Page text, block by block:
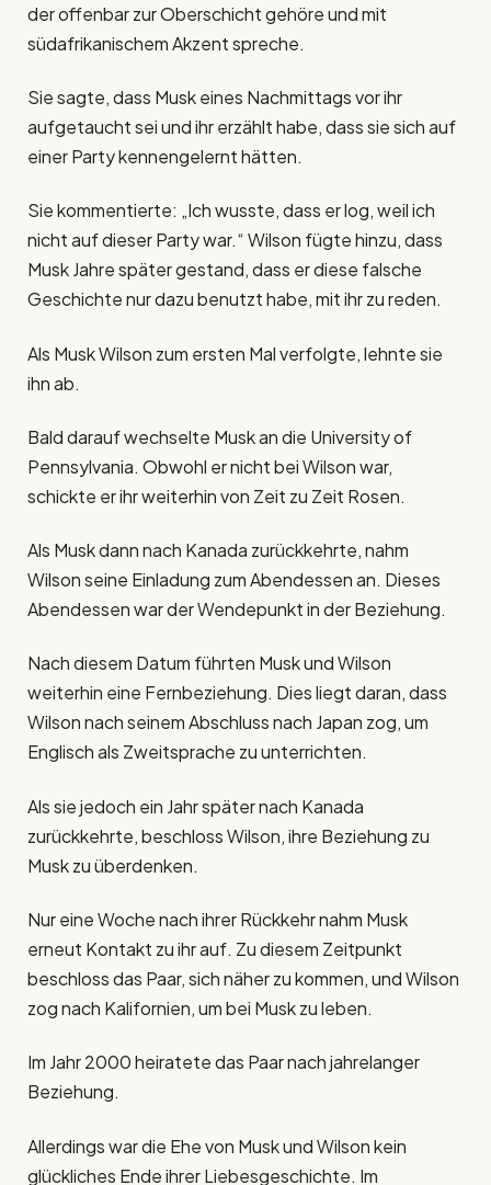
der offenbar zur Oberschicht gehöre und mit
südafrikanischem Akzent spreche.
Sie sagte, dass Musk eines Nachmittags vor ihr
aufgetaucht sei und ihr erzählt habe, dass sie sich auf
einer Party kennengelernt hätten.
Sie kommentierte: „Ich wusste, dass er log, weil ich
nicht auf dieser Party war.“ Wilson fügte hinzu, dass
Musk Jahre später gestand, dass er diese falsche
Geschichte nur dazu benutzt habe, mit ihr zu reden.
Als Musk Wilson zum ersten Mal verfolgte, lehnte sie
ihn ab.
Bald darauf wechselte Musk an die University of
Pennsylvania. Obwohl er nicht bei Wilson war,
schickte er ihr weiterhin von Zeit zu Zeit Rosen.
Als Musk dann nach Kanada zurückkehrte, nahm
Wilson seine Einladung zum Abendessen an. Dieses
Abendessen war der Wendepunkt in der Beziehung.
Nach diesem Datum führten Musk und Wilson
weiterhin eine Fernbeziehung. Dies liegt daran, dass
Wilson nach seinem Abschluss nach Japan zog, um
Englisch als Zweitsprache zu unterrichten.
Als sie jedoch ein Jahr später nach Kanada
zurückkehrte, beschloss Wilson, ihre Beziehung zu
Musk zu überdenken.
Nur eine Woche nach ihrer Rückkehr nahm Musk
erneut Kontakt zu ihr auf. Zu diesem Zeitpunkt
beschloss das Paar, sich näher zu kommen, und Wilson
zog nach Kalifornien, um bei Musk zu leben.
Im Jahr 2000 heiratete das Paar nach jahrelanger
Beziehung.
Allerdings war die Ehe von Musk und Wilson kein
glückliches Ende ihrer Liebesgeschichte. Im